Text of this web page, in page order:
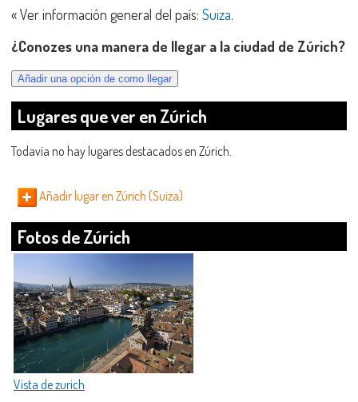
« Ver información general del país: Suiza.
¿Conozes una manera de llegar a la ciudad de Zúrich?
Lugares que ver en Zúrich
Todavia no hay lugares destacados en Zúrich.
Añadir lugar en Zúrich (Suiza)
Fotos de Zúrich
Vista de zurich